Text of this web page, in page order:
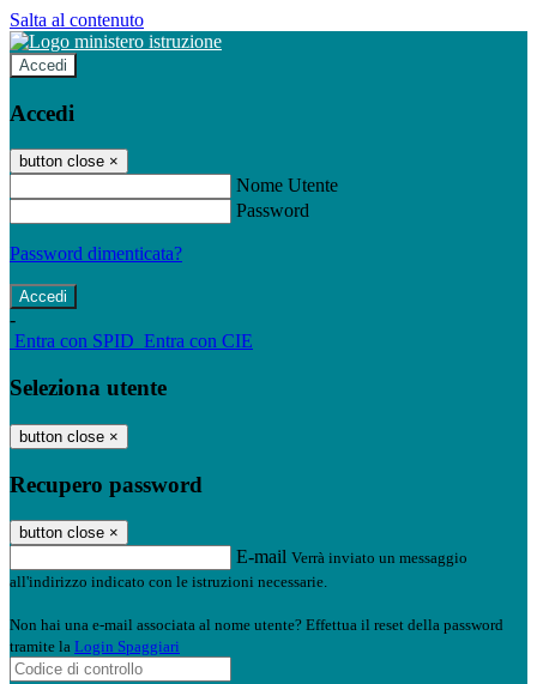
Salta al contenuto
Accedi
Accedi
button close ×
Nome Utente
Password
Password dimenticata?
-
Entra con SPID Entra con CIE
Seleziona utente
button close ×
Recupero password
button close ×
E-mail Verrà inviato un messaggio
all'indirizzo indicato con le istruzioni necessarie.
Non hai una e-mail associata al nome utente? Effettua il reset della password
tramite la Login Spaggiari